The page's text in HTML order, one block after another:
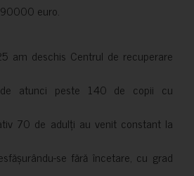
euro.
am deschis Centrul de recuperare
atunci peste 140 de copii cu
70 de adulți au venit constant la
se fără încetare, cu grad